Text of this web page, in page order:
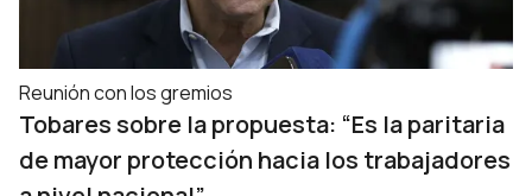
Reunión con los gremios
Tobares sobre la propuesta: “Es la paritaria
de mayor protección hacia los trabajadores